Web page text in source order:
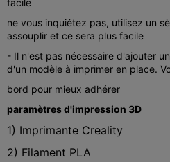
facile
ne vous inquiétez pas, utilisez un
assouplir et ce sera plus facile
- Il n'est pas nécessaire d'ajouter
d'un modèle à imprimer en place.
bord pour mieux adhérer
paramètres d'impression 3D
1) Imprimante Creality
2) Filament PLA